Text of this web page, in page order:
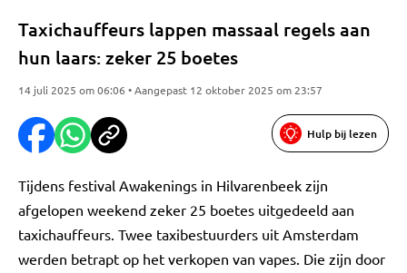
Taxichauffeurs lappen massaal regels aan
hun laars: zeker 25 boetes
14 juli 2025 om 06:06 • Aangepast 12 oktober 2025 om 23:57
Hulp bij lezen
Tijdens festival Awakenings in Hilvarenbeek zijn
afgelopen weekend zeker 25 boetes uitgedeeld aan
taxichauffeurs. Twee taxibestuurders uit Amsterdam
werden betrapt op het verkopen van vapes. Die zijn door